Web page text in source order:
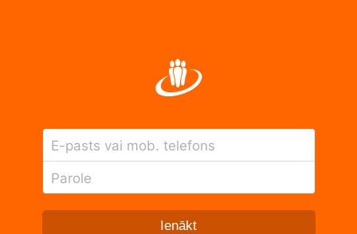
E-pasts vai mob. telefons
Parole
Ienākt